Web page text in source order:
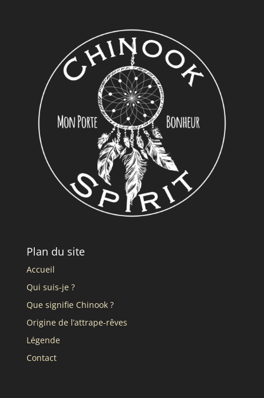
Plan du site
Accueil
Qui suis-je ?
Que signifie Chinook ?
Origine de l’attrape-rêves
Légende
Contact